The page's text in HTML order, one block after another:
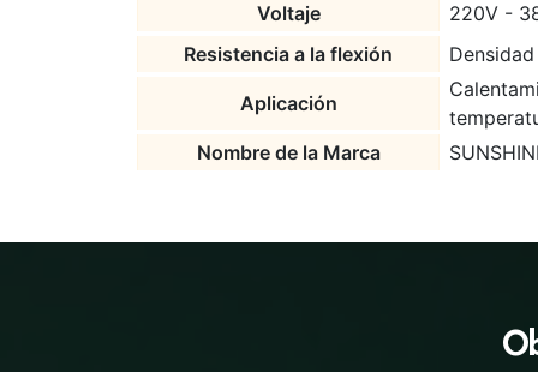
Voltaje
220V -
Resistencia a la flexión
Aplicación
Nombre de la Marca